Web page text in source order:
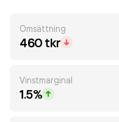
Omsättning
460 tkr
Vinstmarginal
1.5%